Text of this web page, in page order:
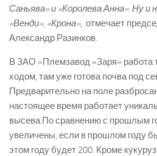
Саньява» и «Королева Анна». Ну и
«Венди», «Крона», ­ отмечает
Александр Разинков.
В ЗАО «Племзавод «Заря» работа
ходом, там уже готова почва под
Предварительно на поле
настоящее время работает
высева.По сравнению с прошлым
увеличены, если в прошлом году
этом году будет 200. Кроме